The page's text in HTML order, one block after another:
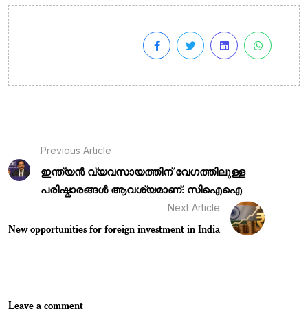
Previous Article
ഇന്ത്യൻ വ്യവസായത്തിന് വേഗത്തിലുള്ള
പരിഷ്കാരങ്ങൾ ആവശ്യമാണ്: സിഐഐ
Next Article
New opportunities for foreign investment in India
Leave a comment